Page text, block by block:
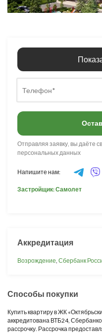
Отправляя заявку, вы даёте
персональных данных
Напишите нам:
Застройщик: Самолет
Аккредитация
Возрождение, Сбербанк
Способы покупки
Купить квартиру в ЖК
аккредитована ВТБ24,
рассрочку. Рассрочка